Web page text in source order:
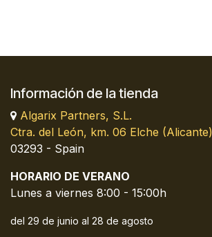
Información de la tienda
Algarix Partners, S.L.
Ctra. del León, km. 06 Elche (Alicante)
03293 - Spain
HORARIO DE VERANO
Lunes a viernes 8:00 - 15:00h
del 29 de junio al 28 de agosto